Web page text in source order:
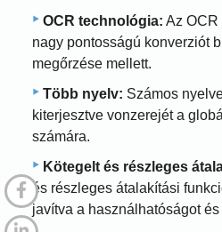
OCR technológia: Az OCR
nagy pontosságú konverziót
megőrzése mellett.
Több nyelv: Számos
kiterjesztve vonzerejét a
számára.
Kötegelt és részleges
és részleges átalakítási
javítva a használhatóságot